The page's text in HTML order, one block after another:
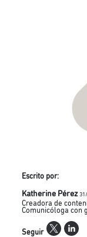
Escrito por:
Katherine Pérez
Creadora de
Comunicóloga con
Seguir